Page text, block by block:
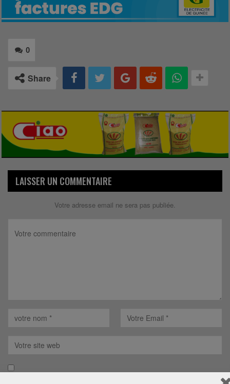
0
Share
LAISSER UN COMMENTAIRE
Votre adresse email ne sera pas publiée.